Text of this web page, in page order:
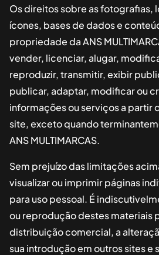
Os direitos sobre as fotografias,
ícones, bases de dados e
propriedade daANS
vender, licenciar, alugar,
reproduzir, transmitir, exibir
publicar, adaptar, modificar ou
informações ou serviços a partir
site, exceto quando
ANS MULTIMARCAS.
Sem prejuízo das limitações
visualizar ou imprimir páginas
para uso pessoal. É
ou reprodução destes materiais
distribuição comercial, a
sua introdução em outros sites e